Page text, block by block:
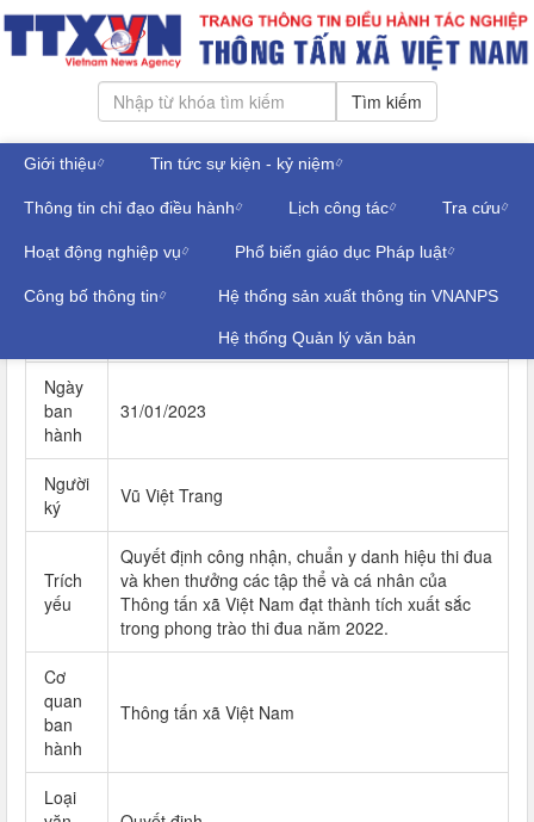
Tìm kiếm
Giới thiệu Tin tức sự kiện - kỷ niệm
Thông tin chỉ đạo điều hành Lịch công tác Tra cứu
Hoạt động nghiệp vụ Phổ biến giáo dục Pháp luật
Công bố thông tin Hệ thống sản xuất thông tin VNANPS
Hệ thống Quản lý văn bản
Chủ nhật, ngày 09/08/2026 Đăng nhập
VĂN BẢN CHỈ ĐẠO, ĐIỀU HÀNH
Ngày
ban
hành
31/01/2023
Người
ký
Vũ Việt Trang
Trích
yếu
Quyết định công nhận, chuẩn y danh hiệu thi đua
và khen thưởng các tập thể và cá nhân của
Thông tấn xã Việt Nam đạt thành tích xuất sắc
trong phong trào thi đua năm 2022.
Cơ
quan
ban
hành
Thông tấn xã Việt Nam
Loại